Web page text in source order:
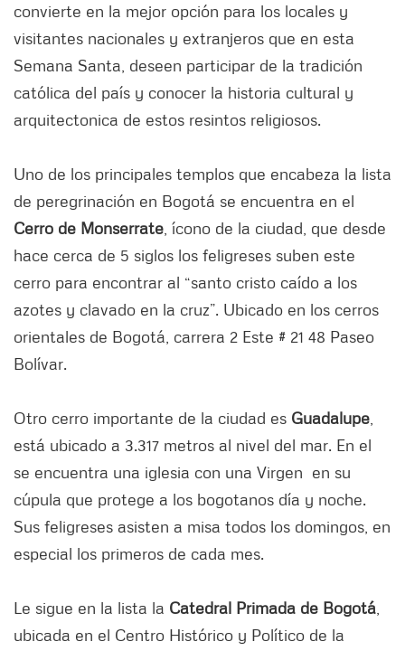
convierte en la mejor opción para los locales y
visitantes nacionales y extranjeros que en esta
Semana Santa, deseen participar de la tradición
católica del país y conocer la historia cultural y
arquitectonica de estos resintos religiosos.
Uno de los principales templos que encabeza la lista
de peregrinación en Bogotá se encuentra en el
Cerro de Monserrate , ícono de la ciudad, que desde
hace cerca de 5 siglos los feligreses suben este
cerro para encontrar al “santo cristo caído a los
azotes y clavado en la cruz”. Ubicado en los cerros
orientales de Bogotá, carrera 2 Este # 21 48 Paseo
Bolívar.
Otro cerro importante de la ciudad es Guadalupe
está ubicado a 3.317 metros al nivel del mar. En el
se encuentra una iglesia con una Virgen en su
cúpula que protege a los bogotanos día y noche.
Sus feligreses asisten a misa todos los domingos, en
especial los primeros de cada mes.
Le sigue en la lista la Catedral Primada de Bogotá
ubicada en el Centro Histórico y Político de la